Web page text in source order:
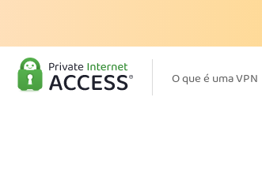
O que é uma VPN